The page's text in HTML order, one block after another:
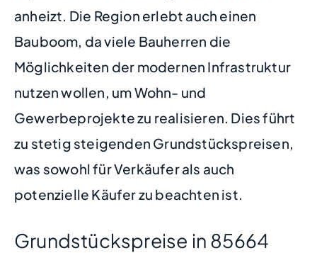
anheizt. Die Region erlebt auch einen
Bauboom, da viele Bauherren die
Möglichkeiten der modernen Infrastruktur
nutzen wollen, um Wohn- und
Gewerbeprojekte zu realisieren. Dies führt
zu stetig steigenden Grundstückspreisen,
was sowohl für Verkäufer als auch
potenzielle Käufer zu beachten ist.
Grundstückspreise in 85664